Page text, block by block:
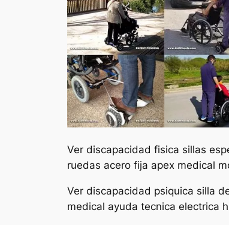
Ver discapacidad fisica sillas
ruedas acero fija apex medical
Ver discapacidad psiquica silla
medical ayuda tecnica electrica